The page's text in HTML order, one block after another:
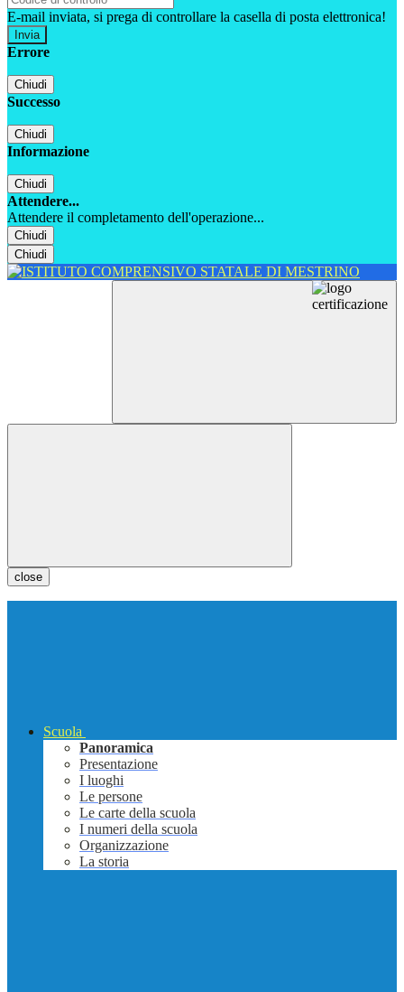
E-mail inviata, si prega di controllare la casella di posta elettronica!
Errore
Chiudi
Successo
Chiudi
Informazione
Chiudi
Attendere...
Attendere il completamento dell'operazione...
Chiudi
Chiudi
close
Scuola
Panoramica
Presentazione
I luoghi
Le persone
Le carte della scuola
I numeri della scuola
Organizzazione
La storia